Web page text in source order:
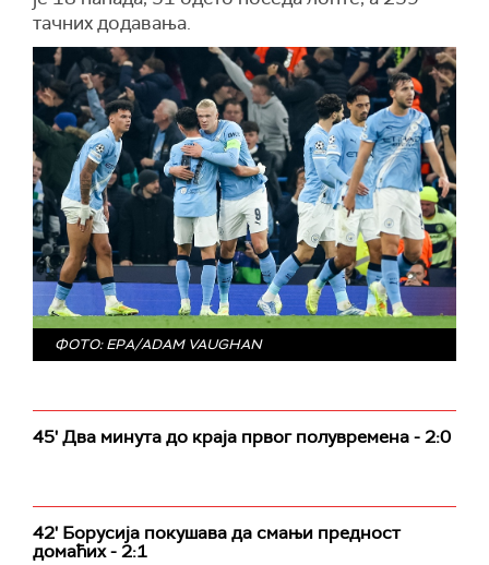
тачних додавања.
ФОТО: EPA/ADAM VAUGHAN
45' Два минута до краја првог полувремена - 2:0
42' Борусија покушава да смањи предност
домаћих - 2:1